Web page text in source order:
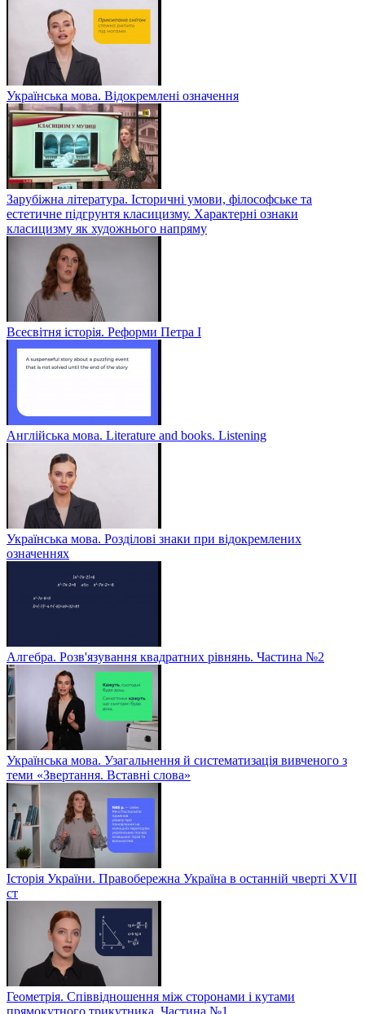
Українська мова. Відокремлені означення
Зарубіжна література. Історичні умови, філософське та
естетичне підгрунтя класицизму. Характерні ознаки
класицизму як художнього напряму
Всесвітня історія. Реформи Петра І
Англійська мова. Literature and books. Listening
Українська мова. Розділові знаки при відокремлених
означеннях
Алгебра. Розв'язування квадратних рівнянь. Частина №2
Українська мова. Узагальнення й систематизація вивченого з
теми «Звертання. Вставні слова»
Історія України. Правобережна Україна в останній чверті XVII
ст
Геометрія. Співвідношення між сторонами і кутами
прямокутного трикутника. Частина №1